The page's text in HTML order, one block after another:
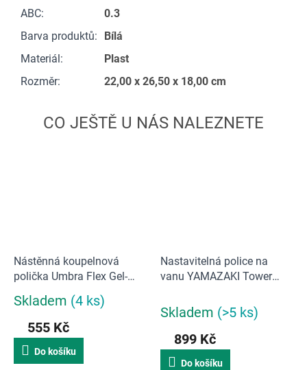
ABC:
0.3
Barva produktů:
Bílá
Materiál :
Plast
Rozměr: 22,00 x 26,50 x 18,00 cm
Nástěnná koupelnová
polička Umbra Flex Gel-
Průměrné
produktu
5,0
Skladem (4 ks)
555 Kč
Do košíku
Nastavitelná police na
vanu YAMAZAKI Tower
Skladem (>5 ks)
899 Kč
Do košíku